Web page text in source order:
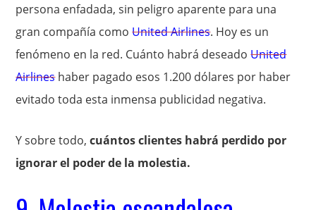
persona enfadada, sin peligro aparente para una
gran compañía comoUnited Airlines. Hoy es un
fenómeno en la red. Cuánto habrá deseadoUnited
Airlineshaber pagado esos 1.200 dólares por haber
evitado toda esta inmensa publicidad negativa.
Y sobre todo,cuántos clientes habrá perdido por
ignorar el poder de la molestia.